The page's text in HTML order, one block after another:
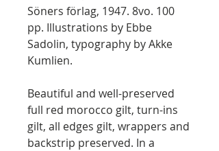
Söners förlag, 1947. 8vo. 100
pp. Illustrations by Ebbe
Sadolin, typography by Akke
Kumlien.
Beautiful and well-preserved
full red morocco gilt, turn-ins
gilt, all edges gilt, wrappers and
backstrip preserved. In a